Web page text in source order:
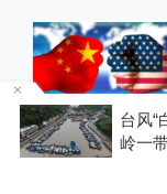
台风“白海豚”将于
岭一带登陆